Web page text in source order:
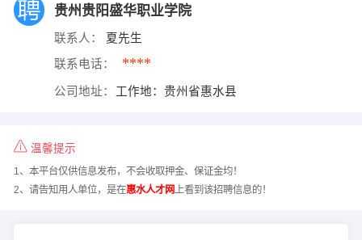
贵州贵阳盛华职业学院
联系人： 夏先生
联系电话： ****
公司地址： 工作地：贵州省惠水县
温馨提示
1、本平台仅供信息发布，不会收取押金、保证金均！
2、请告知用人单位，是在惠水人才网上看到该招聘信息的！